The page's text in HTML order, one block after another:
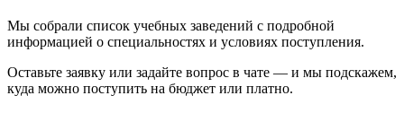
Мы собрали список учебных заведений с подробной
информацией о специальностях и условиях поступления.
Оставьте заявку или задайте вопрос в чате — и мы подскажем,
куда можно поступить на бюджет или платно.